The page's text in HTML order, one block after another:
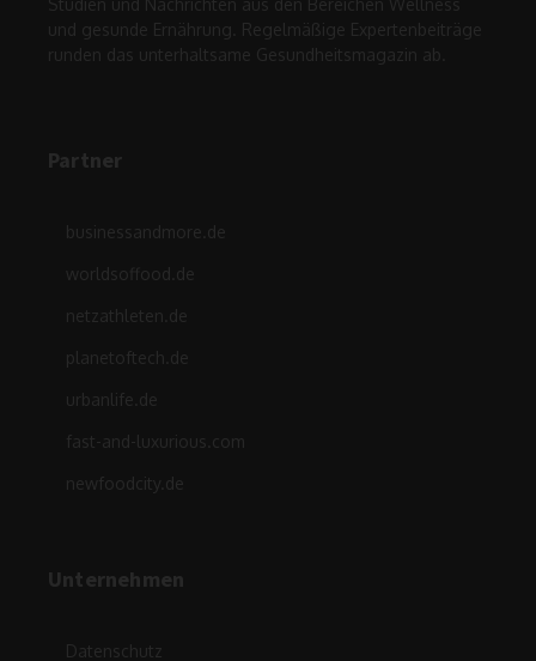
Studien und Nachrichten aus den Bereichen Wellness
und gesunde Ernährung. Regelmäßige Expertenbeiträge
runden das unterhaltsame Gesundheitsmagazin ab.
Partner
businessandmore.de
worldsoffood.de
netzathleten.de
planetoftech.de
urbanlife.de
fast-and-luxurious.com
newfoodcity.de
Unternehmen
Datenschutz